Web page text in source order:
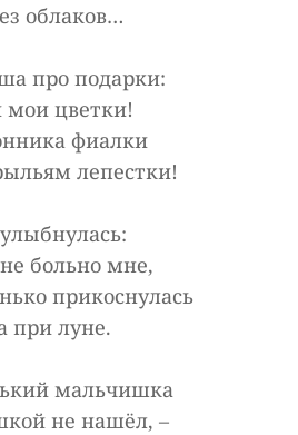
облаков…
про подарки:
мои цветки!
фиалки
лепестки!
больно мне,
прикоснулась
при луне.
мальчишка
не нашёл, –